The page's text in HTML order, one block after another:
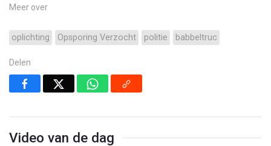
Meer over
oplichting Opsporing Verzocht politie babbeltruc
Delen
Video van de dag